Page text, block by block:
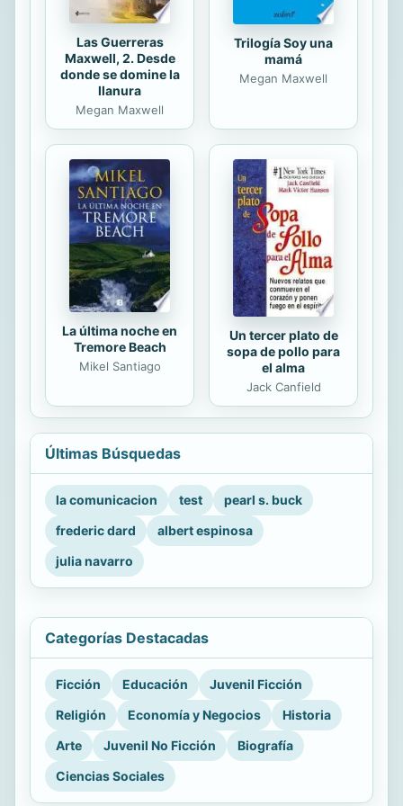
Las Guerreras
Maxwell, 2. Desde
donde se domine la
llanura
Megan Maxwell
Trilogía Soy una
mamá
Megan Maxwell
La última noche en
Tremore Beach
Mikel Santiago
Un tercer plato de
sopa de pollo para
el alma
Jack Canfield
Últimas Búsquedas
la comunicacion test
pearl s. buck
frederic dard
albert espinosa
julia navarro
Categorías Destacadas
Ficción Educación
Juvenil Ficción
Religión
Economía y Negocios
Historia
Arte
Juvenil No Ficción
Biografía
Ciencias Sociales